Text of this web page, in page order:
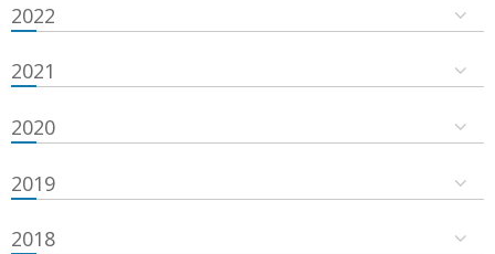
2022
2021
2020
2019
2018